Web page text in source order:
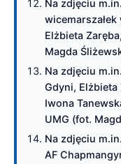
Na zdjęciu
Elżbieta
Magda
Na zdjęciu
Gdyni, Elżbieta
Iwona
UMG (fot.
Na zdjęciu
AF